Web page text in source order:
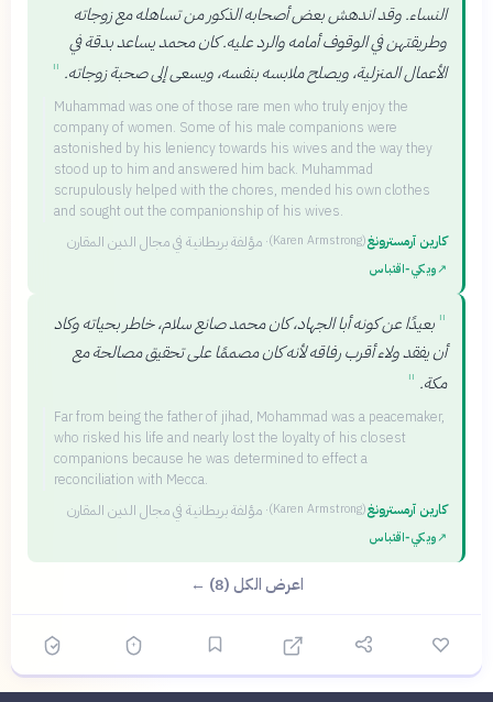
النساء. وقد اندهش بعض أصحابه الذكور من تساهله مع زوجاته
وطريقتهن في الوقوف أمامه والرد عليه. كان محمد يساعد بدقة في
الأعمال المنزلية، ويصلح ملابسه بنفسه، ويسعى إلى صحبة زوجاته. "
Muhammad was one of those rare men who truly enjoy the
company of women. Some of his male companions were
astonished by his leniency towards his wives and the way they
stood up to him and answered him back. Muhammad
scrupulously helped with the chores, mended his own clothes
and sought out the companionship of his wives.
كارين آرمسترونغ
(Karen Armstrong)
· مؤلفة بريطانية في مجال الدين المقارن
↗ويكي‑اقتباس
" بعيدًا عن كونه أبا الجهاد، كان محمد صانع سلام، خاطر بحياته وكاد
أن يفقد ولاء أقرب رفاقه لأنه كان مصممًا على تحقيق مصالحة مع
مكة. "
Far from being the father of jihad, Mohammad was a peacemaker,
who risked his life and nearly lost the loyalty of his closest
companions because he was determined to effect a
reconciliation with Mecca.
كارين آرمسترونغ
(Karen Armstrong)
· مؤلفة بريطانية في مجال الدين المقارن
↗ويكي‑اقتباس
اعرض الكل (8) ←